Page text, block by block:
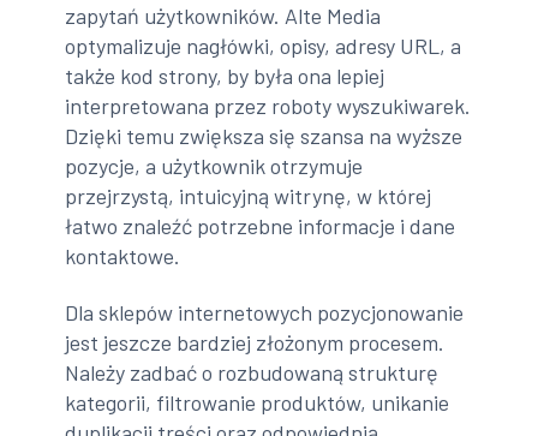
zapytań użytkowników. Alte Media
optymalizuje nagłówki, opisy, adresy URL, a
także kod strony, by była ona lepiej
interpretowana przez roboty wyszukiwarek.
Dzięki temu zwiększa się szansa na wyższe
pozycje, a użytkownik otrzymuje
przejrzystą, intuicyjną witrynę, w której
łatwo znaleźć potrzebne informacje i dane
kontaktowe.
Dla sklepów internetowych pozycjonowanie
jest jeszcze bardziej złożonym procesem.
Należy zadbać o rozbudowaną strukturę
kategorii, filtrowanie produktów, unikanie